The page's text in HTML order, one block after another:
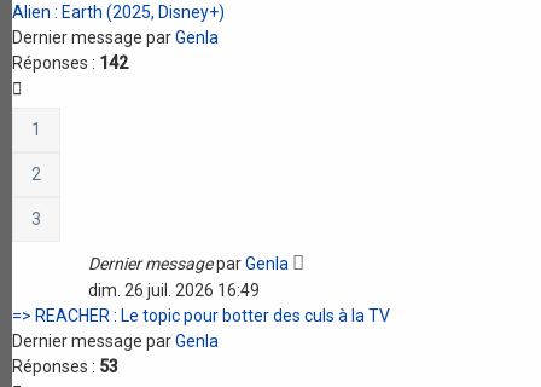
Alien : Earth (2025, Disney+)
Dernier message parGenla
Réponses : 142
1
2
3
Dernier messageparGenla
dim. 26 juil. 2026 16:49
=> REACHER : Le topic pour botter des culs à la TV
Dernier message parGenla
Réponses : 53